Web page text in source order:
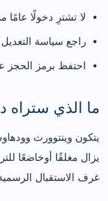
لا تشترِ دخولًا
راجع سياسة التعديل
احتفظ برمز الحجز
ما الذي ستراه
يزال مغلقًا أوخاضعًا
غرف الاستقبال